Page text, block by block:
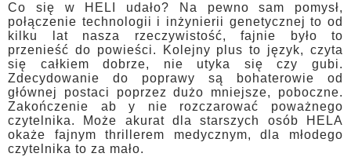
Co się w HELI udało? Na pewno sam pomysł,
połączenie technologii i inżynierii genetycznej to od
kilku lat nasza rzeczywistość, fajnie było to
przenieść do powieści. Kolejny plus to język, czyta
się całkiem dobrze, nie utyka się czy gubi.
Zdecydowanie do poprawy są bohaterowie od
głównej postaci poprzez dużo mniejsze, poboczne.
Zakończenie ab y nie rozczarować poważnego
czytelnika. Może akurat dla starszych osób HELA
okaże fajnym thrillerem medycznym, dla młodego
czytelnika to za mało.